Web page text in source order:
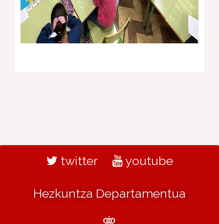
twitter youtube
Hezkuntza Departamentua